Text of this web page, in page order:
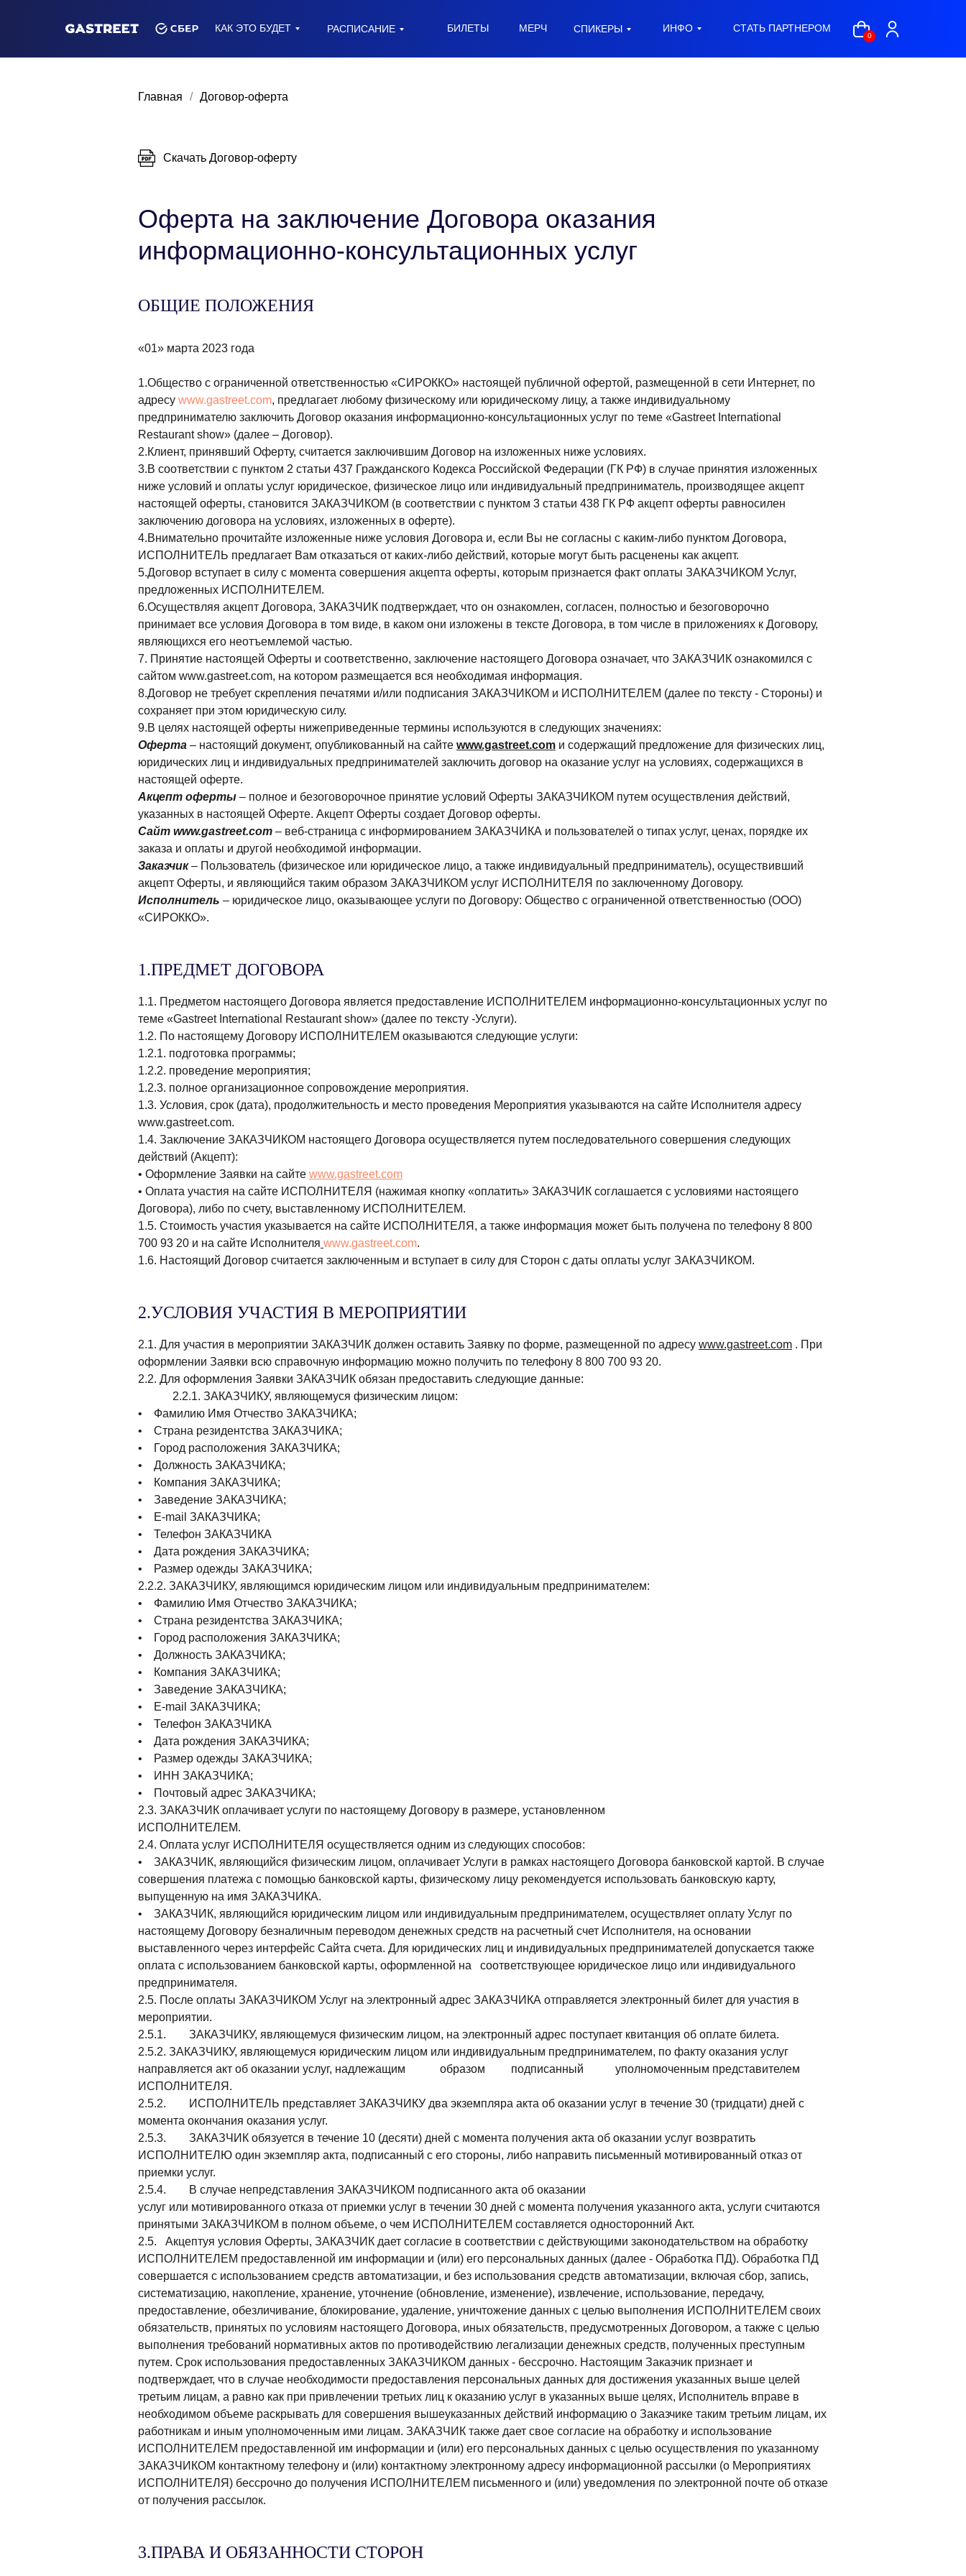
0
КАК ЭТО БУДЕТ РАСПИСАНИЕ БИЛЕТЫ МЕРЧ СПИКЕРЫ СТАТЬ ПАРТНЕРОМ
ИНФО
Главная / Договор-оферта
Скачать Договор-оферту
Оферта на заключение Договора оказания
информационно-консультационных услуг
ОБЩИЕ ПОЛОЖЕНИЯ
«01» марта 2023 года
1.Общество с ограниченной ответственностью «СИРОККО» настоящей публичной офертой, размещенной в сети Интернет, по
адресу www.gastreet.com, предлагает любому физическому или юридическому лицу, а также индивидуальному
предпринимателю заключить Договор оказания информационно-консультационных услуг по теме «Gastreet International
Restaurant show» (далее – Договор).
2.Клиент, принявший Оферту, считается заключившим Договор на изложенных ниже условиях.
3.В соответствии с пунктом 2 статьи 437 Гражданского Кодекса Российской Федерации (ГК РФ) в случае принятия изложенных
ниже условий и оплаты услуг юридическое, физическое лицо или индивидуальный предприниматель, производящее акцепт
настоящей оферты, становится ЗАКАЗЧИКОМ (в соответствии с пунктом 3 статьи 438 ГК РФ акцепт оферты равносилен
заключению договора на условиях, изложенных в оферте).
4.Внимательно прочитайте изложенные ниже условия Договора и, если Вы не согласны с каким-либо пунктом Договора,
ИСПОЛНИТЕЛЬ предлагает Вам отказаться от каких-либо действий, которые могут быть расценены как акцепт.
5.Договор вступает в силу с момента совершения акцепта оферты, которым признается факт оплаты ЗАКАЗЧИКОМ Услуг,
предложенных ИСПОЛНИТЕЛЕМ.
6.Осуществляя акцепт Договора, ЗАКАЗЧИК подтверждает, что он ознакомлен, согласен, полностью и безоговорочно
принимает все условия Договора в том виде, в каком они изложены в тексте Договора, в том числе в приложениях к Договору,
являющихся его неотъемлемой частью.
7. Принятие настоящей Оферты и соответственно, заключение настоящего Договора означает, что ЗАКАЗЧИК ознакомился с
сайтом www.gastreet.com, на котором размещается вся необходимая информация.
8.Договор не требует скрепления печатями и/или подписания ЗАКАЗЧИКОМ и ИСПОЛНИТЕЛЕМ (далее по тексту - Стороны) и
сохраняет при этом юридическую силу.
9.В целях настоящей оферты нижеприведенные термины используются в следующих значениях:
Оферта – настоящий документ, опубликованный на сайте www.gastreet.com и содержащий предложение для физических лиц,
юридических лиц и индивидуальных предпринимателей заключить договор на оказание услуг на условиях, содержащихся в
настоящей оферте.
Акцепт оферты – полное и безоговорочное принятие условий Оферты ЗАКАЗЧИКОМ путем осуществления действий,
указанных в настоящей Оферте. Акцепт Оферты создает Договор оферты.
Сайт www.gastreet.com – веб-страница с информированием ЗАКАЗЧИКА и пользователей о типах услуг, ценах, порядке их
заказа и оплаты и другой необходимой информации.
Заказчик– Пользователь (физическое или юридическое лицо, а также индивидуальный предприниматель), осуществивший
акцепт Оферты, и являющийся таким образом ЗАКАЗЧИКОМ услуг ИСПОЛНИТЕЛЯ по заключенному Договору.
Исполнитель – юридическое лицо, оказывающее услуги по Договору: Общество с ограниченной ответственностью (ООО)
«СИРОККО».
1.ПРЕДМЕТ ДОГОВОРА
1.1. Предметом настоящего Договора является предоставление ИСПОЛНИТЕЛЕМ информационно-консультационных услуг по
теме «Gastreet International Restaurant show» (далее по тексту -Услуги).
1.2. По настоящему Договору ИСПОЛНИТЕЛЕМ оказываются следующие услуги:
1.2.1. подготовка программы;
1.2.2. проведение мероприятия;
1.2.3. полное организационное сопровождение мероприятия.
1.3. Условия, срок (дата), продолжительность и место проведения Мероприятия указываются на сайте Исполнителя адресу
www.gastreet.com.
1.4. Заключение ЗАКАЗЧИКОМ настоящего Договора осуществляется путем последовательного совершения следующих
действий (Акцепт):
• Оформление Заявки на сайте www.gastreet.com
• Оплата участия на сайте ИСПОЛНИТЕЛЯ (нажимая кнопку «оплатить» ЗАКАЗЧИК соглашается с условиями настоящего
Договора), либо по счету, выставленному ИСПОЛНИТЕЛЕМ.
1.5. Стоимость участия указывается на сайте ИСПОЛНИТЕЛЯ, а также информация может быть получена по телефону 8 800
700 93 20 и на сайте Исполнителя www.gastreet.com.
1.6. Настоящий Договор считается заключенным и вступает в силу для Сторон с даты оплаты услуг ЗАКАЗЧИКОМ.
2.УСЛОВИЯ УЧАСТИЯ В МЕРОПРИЯТИИ
2.1. Для участия в мероприятии ЗАКАЗЧИК должен оставить Заявку по форме, размещенной по адресу www.gastreet.com . При
оформлении Заявки всю справочную информацию можно получить по телефону 8 800 700 93 20.
2.2. Для оформления Заявки ЗАКАЗЧИК обязан предоставить следующие данные:
2.2.1. ЗАКАЗЧИКУ, являющемуся физическим лицом:
• Фамилию Имя Отчество ЗАКАЗЧИКА;
• Страна резидентства ЗАКАЗЧИКА;
• Город расположения ЗАКАЗЧИКА;
• Должность ЗАКАЗЧИКА;
• Компания ЗАКАЗЧИКА;
• Заведение ЗАКАЗЧИКА;
• E-mail ЗАКАЗЧИКА;
• Телефон ЗАКАЗЧИКА
• Дата рождения ЗАКАЗЧИКА;
• Размер одежды ЗАКАЗЧИКА;
2.2.2. ЗАКАЗЧИКУ, являющимся юридическим лицом или индивидуальным предпринимателем:
• Фамилию Имя Отчество ЗАКАЗЧИКА;
• Страна резидентства ЗАКАЗЧИКА;
• Город расположения ЗАКАЗЧИКА;
• Должность ЗАКАЗЧИКА;
• Компания ЗАКАЗЧИКА;
• Заведение ЗАКАЗЧИКА;
• E-mail ЗАКАЗЧИКА;
• Телефон ЗАКАЗЧИКА
• Дата рождения ЗАКАЗЧИКА;
• Размер одежды ЗАКАЗЧИКА;
• ИНН ЗАКАЗЧИКА;
• Почтовый адрес ЗАКАЗЧИКА;
2.3. ЗАКАЗЧИК оплачивает услуги по настоящему Договору в размере, установленном
ИСПОЛНИТЕЛЕМ.
2.4. Оплата услуг ИСПОЛНИТЕЛЯ осуществляется одним из следующих способов:
• ЗАКАЗЧИК, являющийся физическим лицом, оплачивает Услуги в рамках настоящего Договора банковской картой. В случае
совершения платежа с помощью банковской карты, физическому лицу рекомендуется использовать банковскую карту,
выпущенную на имя ЗАКАЗЧИКА.
• ЗАКАЗЧИК, являющийся юридическим лицом или индивидуальным предпринимателем, осуществляет оплату Услуг по
настоящему Договору безналичным переводом денежных средств на расчетный счет Исполнителя, на основании
выставленного через интерфейс Сайта счета. Для юридических лиц и индивидуальных предпринимателей допускается также
оплата с использованием банковской карты, оформленной на соответствующее юридическое лицо или индивидуального
предпринимателя.
2.5. После оплаты ЗАКАЗЧИКОМ Услуг на электронный адрес ЗАКАЗЧИКА отправляется электронный билет для участия в
мероприятии.
2.5.1. ЗАКАЗЧИКУ, являющемуся физическим лицом, на электронный адрес поступает квитанция об оплате билета.
2.5.2. ЗАКАЗЧИКУ, являющемуся юридическим лицом или индивидуальным предпринимателем, по факту оказания услуг
направляется акт об оказании услуг, надлежащим образом подписанный уполномоченным представителем
ИСПОЛНИТЕЛЯ.
2.5.2. ИСПОЛНИТЕЛЬ представляет ЗАКАЗЧИКУ два экземпляра акта об оказании услуг в течение 30 (тридцати) дней с
момента окончания оказания услуг.
2.5.3. ЗАКАЗЧИК обязуется в течение 10 (десяти) дней с момента получения акта об оказании услуг возвратить
ИСПОЛНИТЕЛЮ один экземпляр акта, подписанный с его стороны, либо направить письменный мотивированный отказ от
приемки услуг.
2.5.4. В случае непредставления ЗАКАЗЧИКОМ подписанного акта об оказании
услуг или мотивированного отказа от приемки услуг в течении 30 дней с момента получения указанного акта, услуги считаются
принятыми ЗАКАЗЧИКОМ в полном объеме, о чем ИСПОЛНИТЕЛЕМ составляется односторонний Акт.
2.5. Акцептуя условия Оферты, ЗАКАЗЧИК дает согласие в соответствии с действующими законодательством на обработку
ИСПОЛНИТЕЛЕМ предоставленной им информации и (или) его персональных данных (далее - Обработка ПД). Обработка ПД
совершается с использованием средств автоматизации, и без использования средств автоматизации, включая сбор, запись,
систематизацию, накопление, хранение, уточнение (обновление, изменение), извлечение, использование, передачу,
предоставление, обезличивание, блокирование, удаление, уничтожение данных с целью выполнения ИСПОЛНИТЕЛЕМ своих
обязательств, принятых по условиям настоящего Договора, иных обязательств, предусмотренных Договором, а также с целью
выполнения требований нормативных актов по противодействию легализации денежных средств, полученных преступным
путем. Срок использования предоставленных ЗАКАЗЧИКОМ данных - бессрочно. Настоящим Заказчик признает и
подтверждает, что в случае необходимости предоставления персональных данных для достижения указанных выше целей
третьим лицам, а равно как при привлечении третьих лиц к оказанию услуг в указанных выше целях, Исполнитель вправе в
необходимом объеме раскрывать для совершения вышеуказанных действий информацию о Заказчике таким третьим лицам, их
работникам и иным уполномоченным ими лицам. ЗАКАЗЧИК также дает свое согласие на обработку и использование
ИСПОЛНИТЕЛЕМ предоставленной им информации и (или) его персональных данных с целью осуществления по указанному
ЗАКАЗЧИКОМ контактному телефону и (или) контактному электронному адресу информационной рассылки (о Мероприятиях
ИСПОЛНИТЕЛЯ) бессрочно до получения ИСПОЛНИТЕЛЕМ письменного и (или) уведомления по электронной почте об отказе
от получения рассылок.
3.ПРАВА И ОБЯЗАННОСТИ СТОРОН